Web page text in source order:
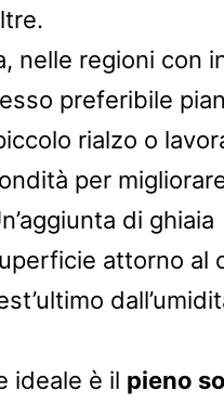
nelle regioni con
preferibile
rialzo o
per
di ghiaia
attorno al
ideale è il pieno